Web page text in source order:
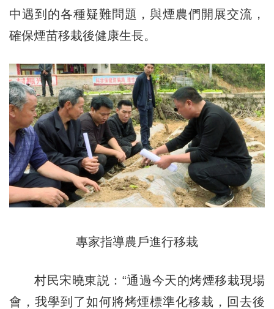
中遇到的各種疑難問題，與煙農們開展交流，
確保煙苗移栽後健康生長。
專家指導農戶進行移栽
村民宋曉東説：“通過今天的烤煙移栽現場
會，我學到了如何將烤煙標準化移栽，回去後